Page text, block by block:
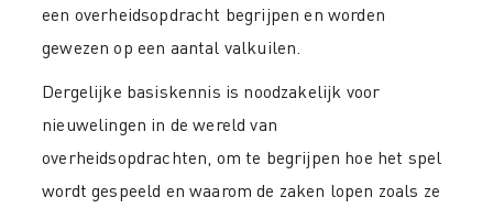
een overheidsopdracht begrijpen en worden
gewezen op een aantal valkuilen.
Dergelijke basiskennis is noodzakelijk voor
nieuwelingen in de wereld van
overheidsopdrachten, om te begrijpen hoe het spel
wordt gespeeld en waarom de zaken lopen zoals ze